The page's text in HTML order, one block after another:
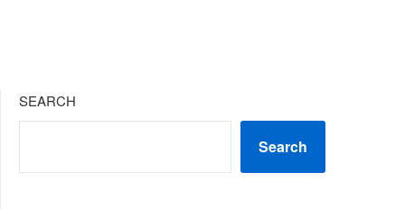
SEARCH
Search